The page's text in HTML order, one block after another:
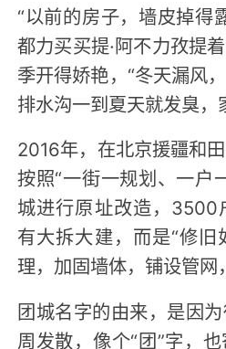
“以前的房子，墙皮掉得
都力买买提·阿不力孜提
季开得娇艳，“冬天漏风
排水沟一到夏天就发臭，
2016年，在北京援疆和
按照“一街一规划、一户
城进行原址改造，3500
有大拆大建，而是“修
理，加固墙体，铺设管网
团城名字的由来，是因
周发散，像个“团”字，